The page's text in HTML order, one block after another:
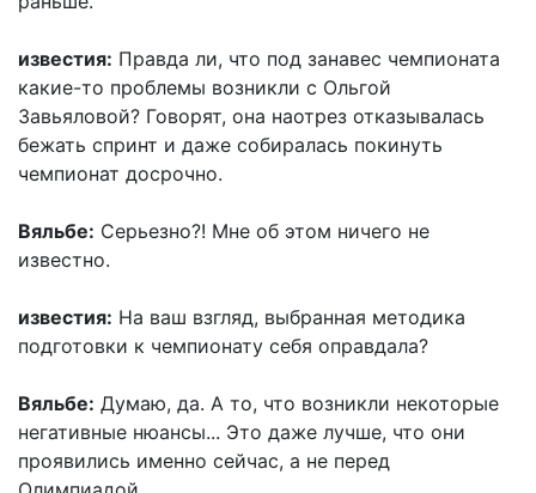
известия: Правда ли, что под занавес чемпионата
какие-то проблемы возникли с Ольгой
Завьяловой? Говорят, она наотрез отказывалась
бежать спринт и даже собиралась покинуть
чемпионат досрочно.
Вяльбе: Серьезно?! Мне об этом ничего не
известно.
известия: На ваш взгляд, выбранная методика
подготовки к чемпионату себя оправдала?
Вяльбе: Думаю, да. А то, что возникли некоторые
негативные нюансы... Это даже лучше, что они
проявились именно сейчас, а не перед